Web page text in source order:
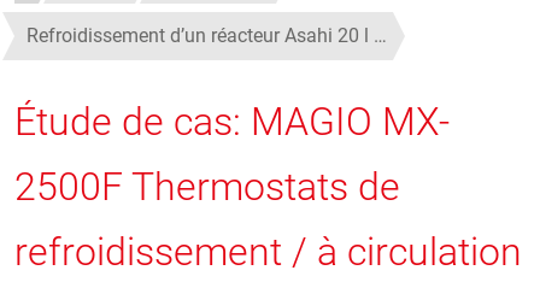
Refroidissement d’un réacteur Asahi 20 l …
Étude de cas: MAGIO MX-
2500F Thermostats de
refroidissement / à circulation